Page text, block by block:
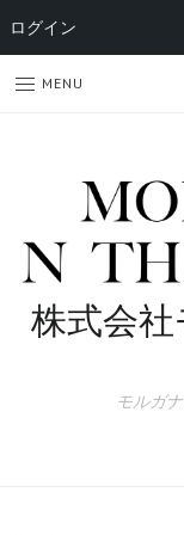
MENU
株式会
モルガ
ログイン